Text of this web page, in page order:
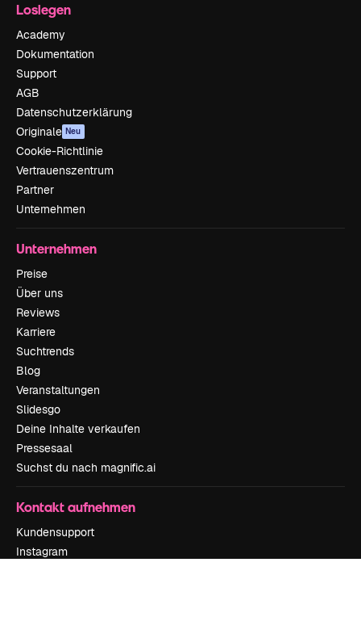
Loslegen
Academy
Dokumentation
Support
AGB
Datenschutzerklärung
Originale Neu
Cookie-Richtlinie
Vertrauenszentrum
Partner
Unternehmen
Unternehmen
Preise
Über uns
Reviews
Karriere
Suchtrends
Blog
Veranstaltungen
Slidesgo
Deine Inhalte verkaufen
Pressesaal
Suchst du nach magnific.ai
Kontakt aufnehmen
Kundensupport
Instagram